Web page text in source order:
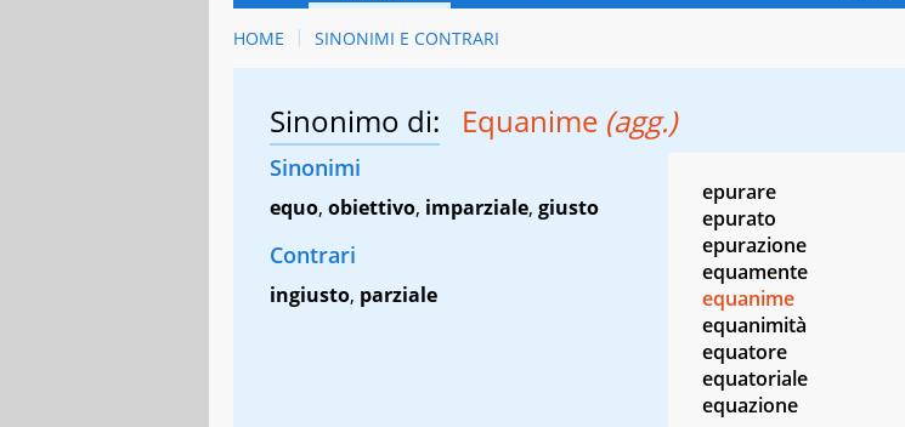
HOME SINONIMI E CONTRARI
Sinonimo di: Equanime (agg.)
Sinonimi
equo, obiettivo, imparziale, giusto
Contrari
ingiusto, parziale
epurare
epurato
epurazione
equamente
equanime
equanimità
equatore
equatoriale
equazione